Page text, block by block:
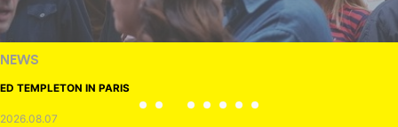
NEWS
ED TEMPLETON IN PARIS
2026.08.07